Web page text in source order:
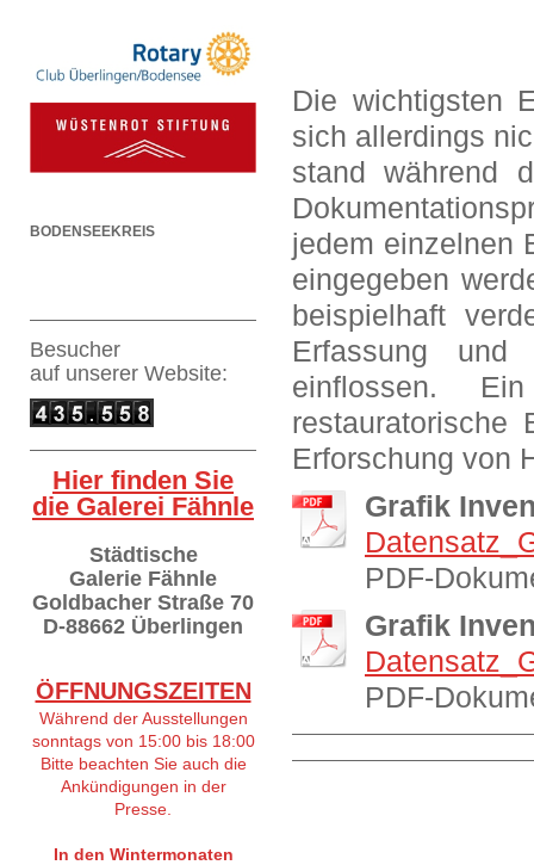
Die wichtigsten
sich allerdings
stand während
jedem einzelnen
eingegeben
beispielhaft
Erfassung
einflossen.
restauratorische
Erforschung von
Grafik
PDF-
Grafik
PDF-
BODENSEEKREIS
Besucher
auf unserer Website:
Hier finden Sie
die Galerei Fähnle
Städtische
Galerie Fähnle
Goldbacher Straße 70
D-88662 Überlingen
ÖFFNUNGSZEITEN
Während der Ausstellungen
sonntags von 15:00 bis 18:00
Bitte beachten Sie auch die
Ankündigungen in der
Presse.
In den Wintermonaten